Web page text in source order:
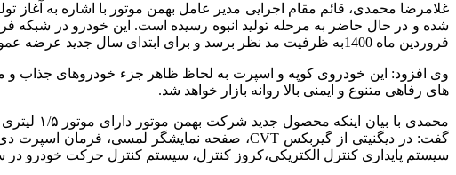
شده و در حال حاضر به مرحله تولید انبوه رسیده است. این خودرو در
فروردین ماه 1400به ظرفیت مد نظر برسد و برای ابتدای سال جدید عرضه عمومی آن آغاز شود.
های رفاهی متنوع و ایمنی بالا روانه بازار خواهد شد.
سیستم پایداری کنترل الکتریکی،کروز کنترل، سیستم کنترل حرکت خودرو در